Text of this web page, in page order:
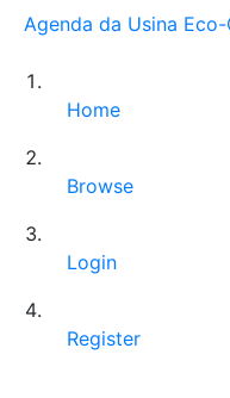
Agenda da Usina
Home
Browse
Login
Register